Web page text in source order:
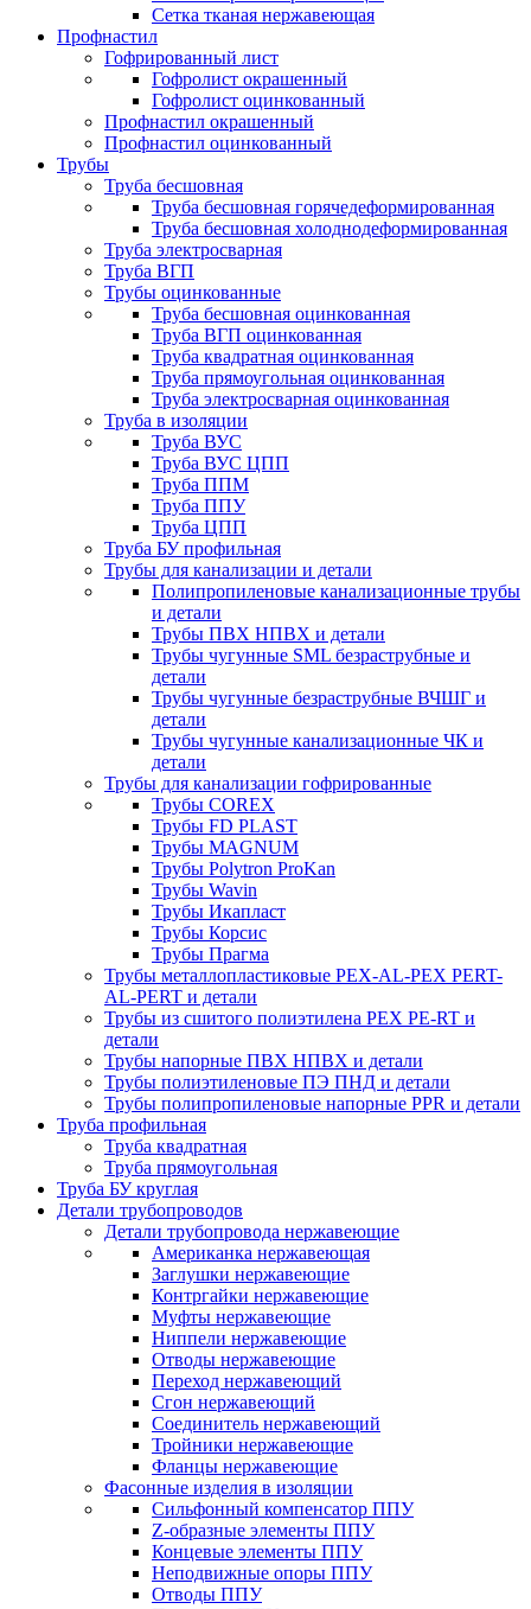
Сетка тканая нержавеющая
Профнастил
Гофрированный лист
Гофролист окрашенный
Гофролист оцинкованный
Профнастил окрашенный
Профнастил оцинкованный
Трубы
Труба бесшовная
Труба бесшовная горячедеформированная
Труба бесшовная холоднодеформированная
Труба электросварная
Труба ВГП
Трубы оцинкованные
Труба бесшовная оцинкованная
Труба ВГП оцинкованная
Труба квадратная оцинкованная
Труба прямоугольная оцинкованная
Труба электросварная оцинкованная
Труба в изоляции
Труба ВУС
Труба ВУС ЦПП
Труба ППМ
Труба ППУ
Труба ЦПП
Труба БУ профильная
Трубы для канализации и детали
Полипропиленовые канализационные трубы
и детали
Трубы ПВХ НПВХ и детали
Трубы чугунные SML безраструбные и
детали
Трубы чугунные безраструбные ВЧШГ и
детали
Трубы чугунные канализационные ЧК и
детали
Трубы для канализации гофрированные
Трубы COREX
Трубы FD PLAST
Трубы MAGNUM
Трубы Polytron ProKan
Трубы Wavin
Трубы Икапласт
Трубы Корсис
Трубы Прагма
Трубы металлопластиковые PEX-AL-PEX PERT-
AL-PERT и детали
Трубы из сшитого полиэтилена PEX PE-RT и
детали
Трубы напорные ПВХ НПВХ и детали
Трубы полиэтиленовые ПЭ ПНД и детали
Трубы полипропиленовые напорные PPR и детали
Труба профильная
Труба квадратная
Труба прямоугольная
Труба БУ круглая
Детали трубопроводов
Детали трубопровода нержавеющие
Американка нержавеющая
Заглушки нержавеющие
Контргайки нержавеющие
Муфты нержавеющие
Ниппели нержавеющие
Отводы нержавеющие
Переход нержавеющий
Сгон нержавеющий
Соединитель нержавеющий
Тройники нержавеющие
Фланцы нержавеющие
Фасонные изделия в изоляции
Cильфонный компенсатор ППУ
Z-образные элементы ППУ
Концевые элементы ППУ
Неподвижные опоры ППУ
Отводы ППУ